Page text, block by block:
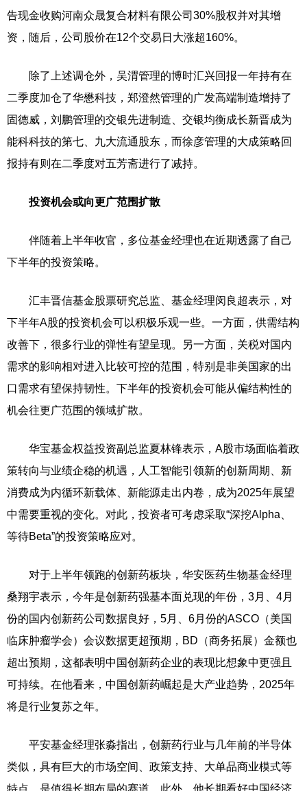
告现金收购河南众晟复合材料有限公司30%股权并对其增
资，随后，公司股价在12个交易日大涨超160%。
除了上述调仓外，吴渭管理的博时汇兴回报一年持有在
二季度加仓了华懋科技，郑澄然管理的广发高端制造增持了
固德威，刘鹏管理的交银先进制造、交银均衡成长新晋成为
能科科技的第七、九大流通股东，而徐彦管理的大成策略回
报持有则在二季度对五芳斋进行了减持。
投资机会或向更广范围扩散
伴随着上半年收官，多位基金经理也在近期透露了自己
下半年的投资策略。
汇丰晋信基金股票研究总监、基金经理闵良超表示，对
下半年A股的投资机会可以积极乐观一些。一方面，供需结构
改善下，很多行业的弹性有望呈现。另一方面，关税对国内
需求的影响相对进入比较可控的范围，特别是非美国家的出
口需求有望保持韧性。下半年的投资机会可能从偏结构性的
机会往更广范围的领域扩散。
华宝基金权益投资副总监夏林锋表示，A股市场面临着政
策转向与业绩企稳的机遇，人工智能引领新的创新周期、新
消费成为内循环新载体、新能源走出内卷，成为2025年展望
中需要重视的变化。对此，投资者可考虑采取“深挖Alpha、
等待Beta”的投资策略应对。
对于上半年领跑的创新药板块，华安医药生物基金经理
桑翔宇表示，今年是创新药强基本面兑现的年份，3月、4月
份的国内创新药公司数据良好，5月、6月份的ASCO（美国
临床肿瘤学会）会议数据更超预期，BD（商务拓展）金额也
超出预期，这都表明中国创新药企业的表现比想象中更强且
可持续。在他看来，中国创新药崛起是大产业趋势，2025年
将是行业复苏之年。
平安基金经理张淼指出，创新药行业与几年前的半导体
类似，具有巨大的市场空间、政策支持、大单品商业模式等
特点，是值得长期布局的赛道。此外，他长期看好中国经济